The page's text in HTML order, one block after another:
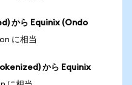
から Equinix (Ondo
に相当
から Equinix